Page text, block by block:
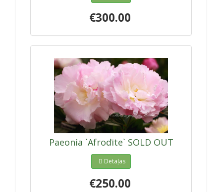
€300.00
Paeonia `Afrodīte` SOLD OUT
Detaļas
€250.00